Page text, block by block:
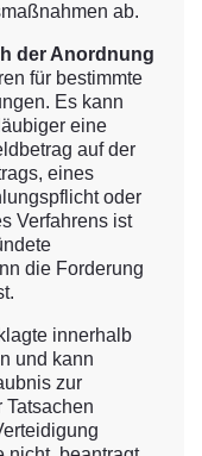
ab.
der Anordnung
für bestimmte
Es kann
eine
auf der
eines
oder
Verfahrens ist
die Forderung
innerhalb
und kann
zur
Tatsachen